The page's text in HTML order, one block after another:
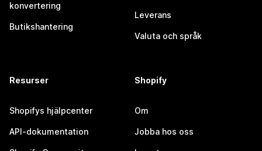
konvertering
Butikshantering
Leverans
Valuta och språk
Resurser
Shopifys hjälpcenter
API-dokumentation
Shopify
Om
Jobba hos oss